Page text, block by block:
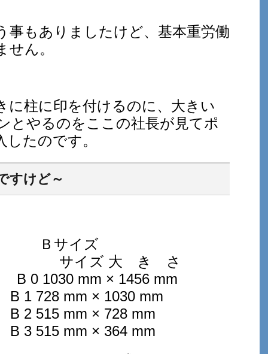
事もありましたけど、基本重労働
ん。
に柱に印を付けるのに、大きい
とやるのをここの社長が見てポ
たのです。
すけど～
サイズ
サイズ 大 き さ
B 0 1030 mm × 1456 mm
1 728 mm × 1030 mm
2 515 mm × 728 mm
3 515 mm × 364 mm